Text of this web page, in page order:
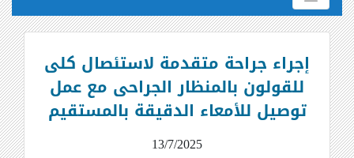
إجراء جراحة متقدمة لاستئصال كلى
للقولون بالمنظار الجراحى مع عمل
توصيل للأمعاء الدقيقة بالمستقيم
13/7/2025